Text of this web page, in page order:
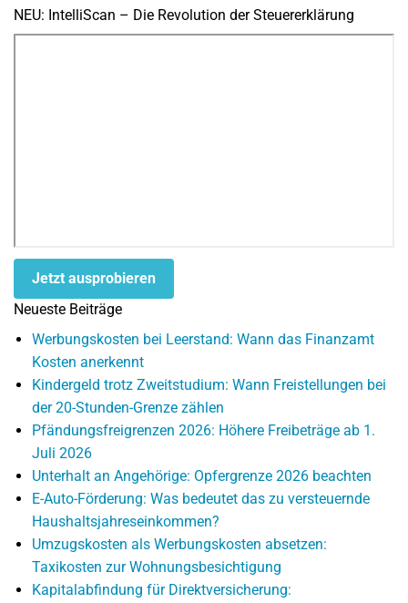
NEU: IntelliScan – Die Revolution der Steuererklärung
Jetzt ausprobieren
Neueste Beiträge
Werbungskosten bei Leerstand: Wann das Finanzamt
Kosten anerkennt
Kindergeld trotz Zweitstudium: Wann Freistellungen bei
der 20-Stunden-Grenze zählen
Pfändungsfreigrenzen 2026: Höhere Freibeträge ab 1.
Juli 2026
Unterhalt an Angehörige: Opfergrenze 2026 beachten
E-Auto-Förderung: Was bedeutet das zu versteuernde
Haushaltsjahreseinkommen?
Umzugskosten als Werbungskosten absetzen:
Taxikosten zur Wohnungsbesichtigung
Kapitalabfindung für Direktversicherung: